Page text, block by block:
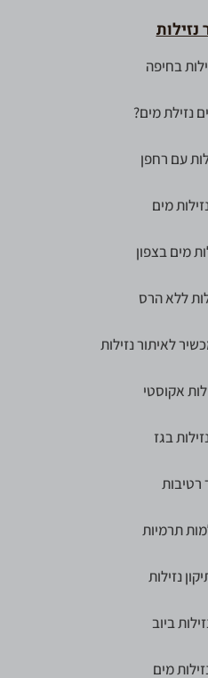
נזילות
בחיפה
נזילת מים?
עם רחפן
מים
מים בצפון
ללא הרס
לאיתור נזילות
אקוסטי
בגז
רטיבות
תרמיות
נזילות
ביוב
מים